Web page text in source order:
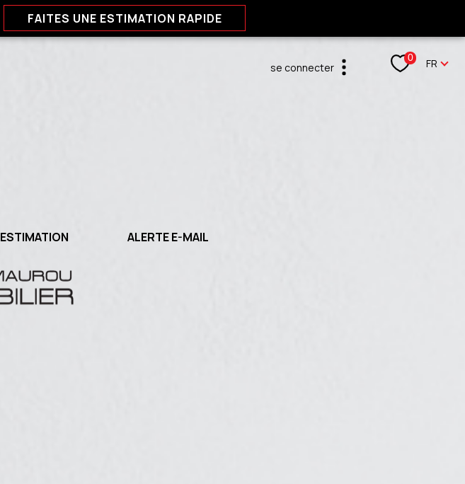
se connecter
FAITES UNE ESTIMATION RAPIDE
0 FR
ESTIMATION ALERTE E-MAIL